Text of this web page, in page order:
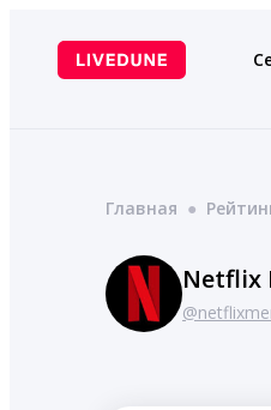
содержимому
Главная ●
Netflix